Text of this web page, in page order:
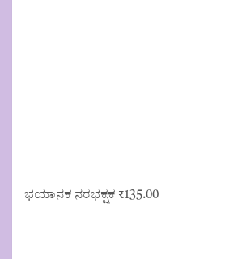
ಭಯಾನಕ ನರಭಕ್ಷಕ ₹135.00